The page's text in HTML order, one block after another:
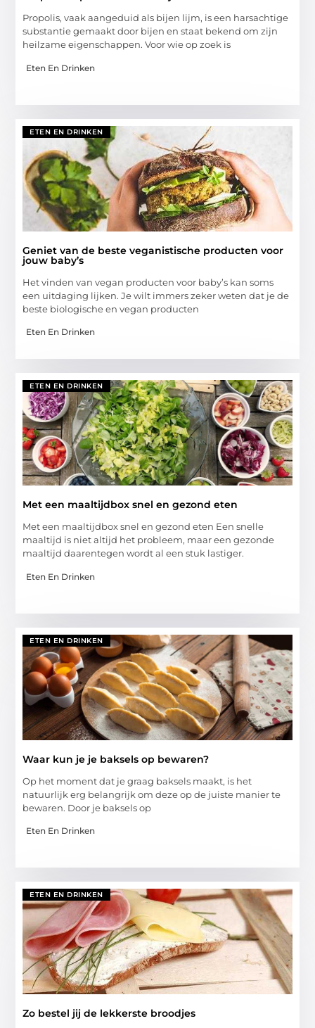
Propolis, vaak aangeduid als bijen lijm, is een harsachtige
substantie gemaakt door bijen en staat bekend om zijn
heilzame eigenschappen. Voor wie op zoek is
Eten En Drinken
ETEN EN DRINKEN
Geniet van de beste veganistische producten voor
jouw baby’s
Het vinden van vegan producten voor baby’s kan soms
een uitdaging lijken. Je wilt immers zeker weten dat je de
beste biologische en vegan producten
Eten En Drinken
ETEN EN DRINKEN
Met een maaltijdbox snel en gezond eten
Met een maaltijdbox snel en gezond eten Een snelle
maaltijd is niet altijd het probleem, maar een gezonde
maaltijd daarentegen wordt al een stuk lastiger.
Eten En Drinken
ETEN EN DRINKEN
Waar kun je je baksels op bewaren?
Op het moment dat je graag baksels maakt, is het
natuurlijk erg belangrijk om deze op de juiste manier te
bewaren. Door je baksels op
Eten En Drinken
ETEN EN DRINKEN
Zo bestel jij de lekkerste broodjes